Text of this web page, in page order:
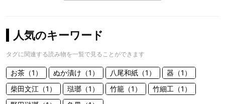
人気のキーワード
タグに関連する読み物を一覧で見ることができます
お茶（1） ぬか漬け（1） 八尾和紙（1）
器（1）
柴田文江（1）
琺瑯（1） 竹籠（1）
竹細工（1）